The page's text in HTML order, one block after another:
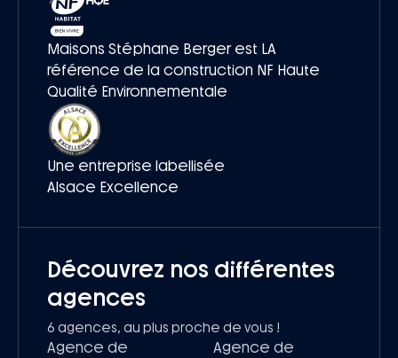
Maisons Stéphane Berger est LA
référence de la construction NF Haute
Qualité Environnementale
Une entreprise labellisée
Alsace Excellence
Découvrez nos différentes
agences
6 agences, au plus proche de vous !
Agence de
Agence de